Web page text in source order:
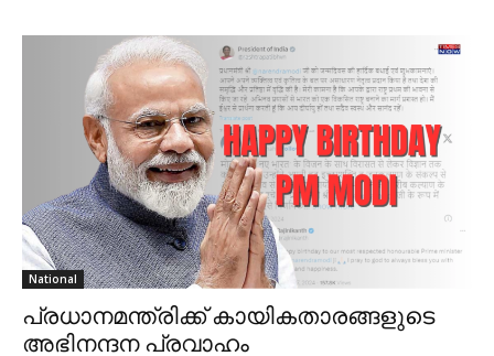
National
പ്രധാനമന്ത്രിക്ക് കായികതാരങ്ങളുടെ
അഭിനന്ദന പ്രവാഹം